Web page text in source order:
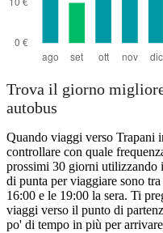
Trova il giorno
autobus
Quando viaggi verso Trapani
controllare con quale
prossimi 30 giorni utilizzando
di punta per viaggiare sono
16:00 e le 19:00 la sera. Ti
viaggi verso il punto di
po' di tempo in più per